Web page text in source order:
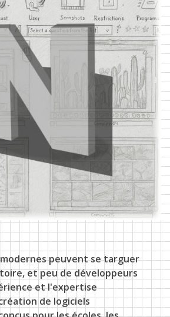
peuvent se targuer
et peu de développeurs
et l'expertise
de logiciels